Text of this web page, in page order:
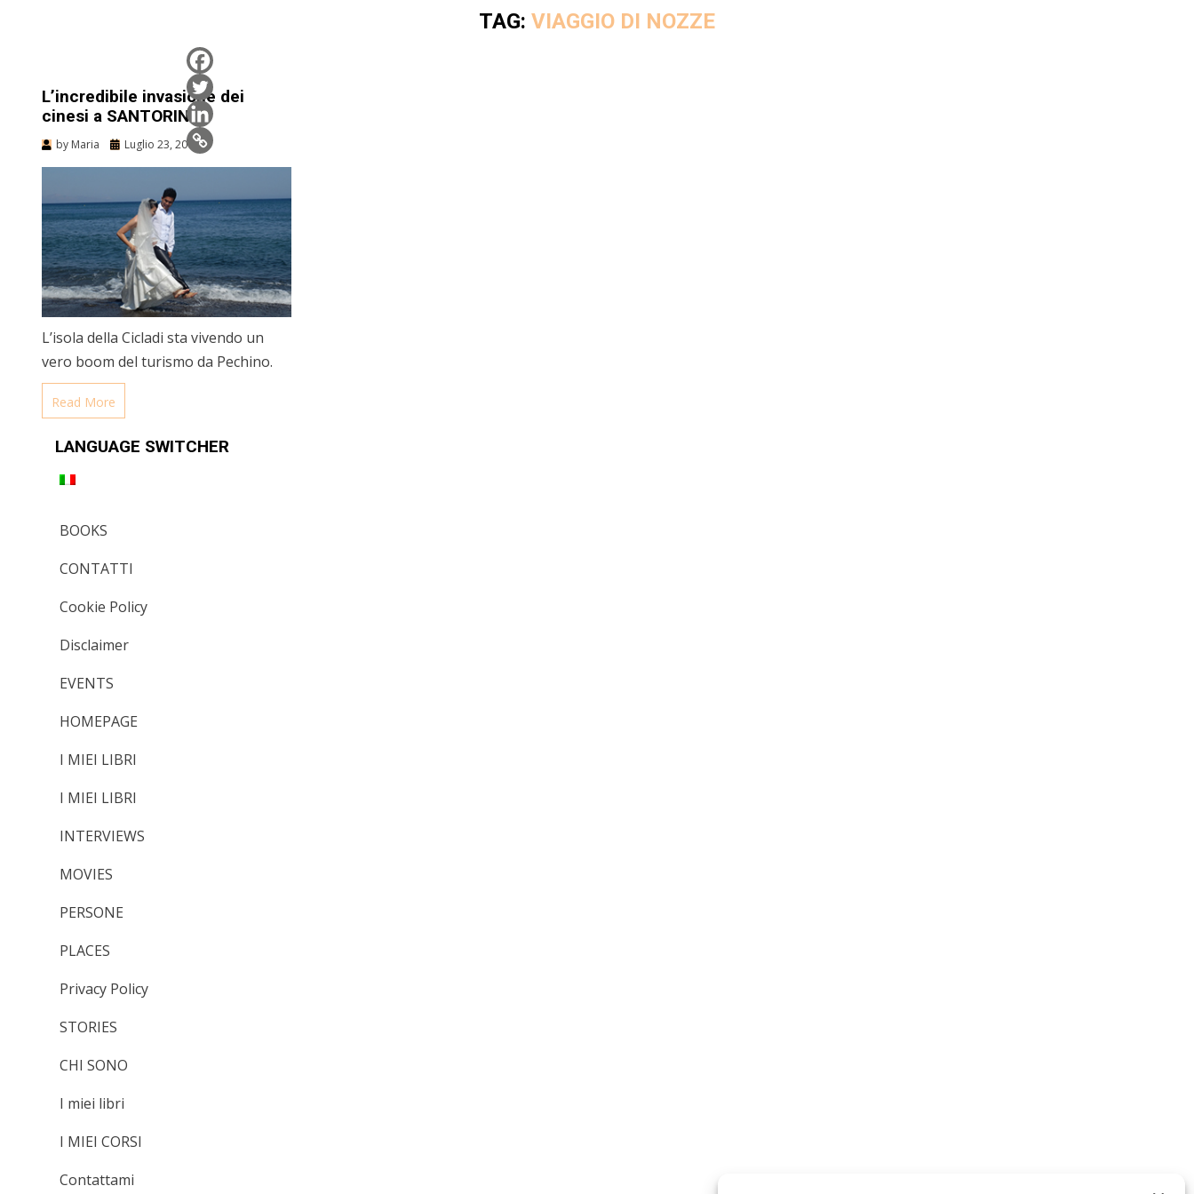
TAG: VIAGGIO DI NOZZE
L’incredibile invasione dei
cinesi a SANTORINI
by Maria Luglio 23, 2013
L’isola della Cicladi sta vivendo un
vero boom del turismo da Pechino.
Read More
LANGUAGE SWITCHER
BOOKS
CONTATTI
Cookie Policy
Disclaimer
EVENTS
HOMEPAGE
I MIEI LIBRI
I MIEI LIBRI
INTERVIEWS
MOVIES
PERSONE
PLACES
Privacy Policy
STORIES
CHI SONO
I miei libri
I MIEI CORSI
Contattami